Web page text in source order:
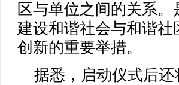
区与单位之间的关系
建设和谐社会与和谐
创新的重要举措。
据悉，启动仪式后还